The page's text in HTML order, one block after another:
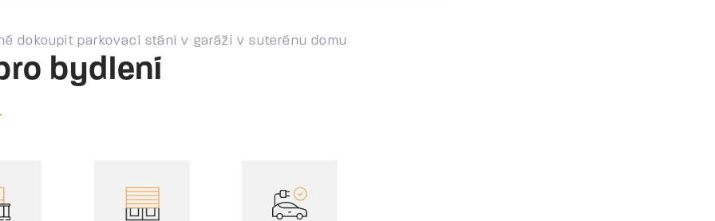
dokoupit parkovací stání v garáži v suterénu domu
bydlení